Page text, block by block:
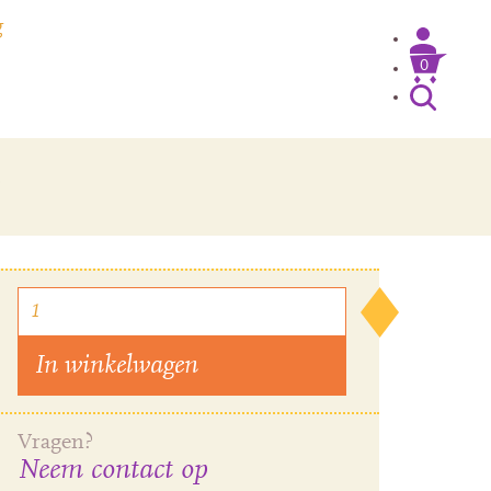
0
In winkelwagen
Vragen?
Neem contact op